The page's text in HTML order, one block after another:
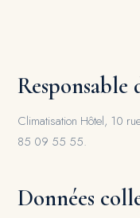
Climatisation Hôtel, 10
85 09 55 55.
Données